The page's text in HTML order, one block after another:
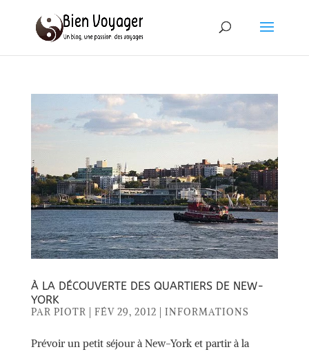
À LA DÉCOUVERTE DES QUARTIERS DE NEW-
YORK
PAR PIOTR FÉV 29, 2012 INFORMATIONS
Prévoir un petit séjour à New-York et partir à la